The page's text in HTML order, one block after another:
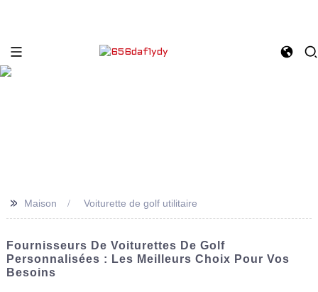
>> Maison Voiturette de golf utilitaire
Fournisseurs De Voiturettes De Golf
Personnalisées : Les Meilleurs Choix Pour Vos
Besoins